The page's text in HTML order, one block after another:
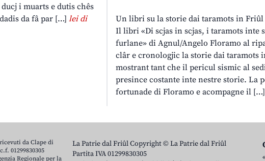
i muarts e dutis chês
da fâ par […] lei di
Un libri su la storie dai taramots in Friûl
Il libri «Di scjas in scjas, i taramots inte
furlane» di Agnul/Angelo Floramo al
clâr e cronologjic la storie dai taramots
mostrant tant che il pericul sismic al
presince costante inte nestre storie. La
fortunade di Floramo e acompagne il […]
La Patrie dal Friûl Copyright © La Patrie dal Friûl
Partita IVA 01299830305
da Clape di
01299830305
Regionale per la